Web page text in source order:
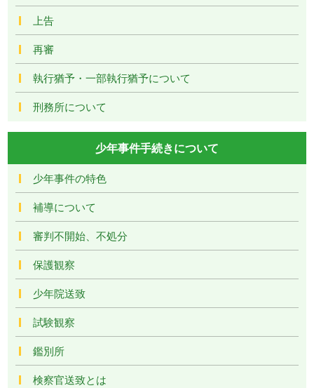
上告
再審
執行猶予・一部執行猶予について
刑務所について
少年事件手続きについて
少年事件の特色
補導について
審判不開始、不処分
保護観察
少年院送致
試験観察
鑑別所
検察官送致とは